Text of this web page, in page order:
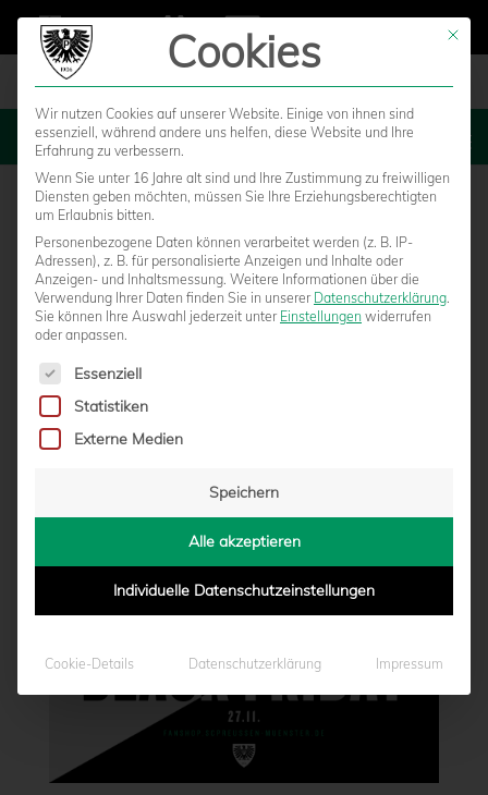
MENU
24 STUNDEN BESONDERS GÜNSTIG
vonMarcel Weskamp|26.11.2020 - 23:35
Mit
Cookies
Wir nutzen Cookies auf unserer Website. Einige von ihnen sind
essenziell, während andere uns helfen, diese Website und Ihre
Erfahrung zu verbessern.
Wenn Sie unter 16 Jahre alt sind und Ihre Zustimmung zu freiwilligen
Diensten geben möchten, müssen Sie Ihre Erziehungsberechtigten
um Erlaubnis bitten.
Personenbezogene Daten können verarbeitet werden (z. B. IP-
Adressen), z. B. für personalisierte Anzeigen und Inhalte oder
Anzeigen- und Inhaltsmessung. Weitere Informationen über die
Verwendung Ihrer Daten finden Sie in unserer Datenschutzerklärung.
Sie können Ihre Auswahl jederzeit unter Einstellungen widerrufen
oder anpassen.
Es folgt eine Liste der Service-Gruppen, für die eine
Essenziell
Statistiken
Externe Medien
Speichern
Alle akzeptieren
Individuelle Datenschutzeinstellungen
Cookie-Details Datenschutzerklärung Impressum